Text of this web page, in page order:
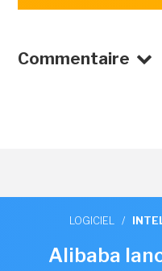
Commentaire
LOGICIEL /
Alibaba